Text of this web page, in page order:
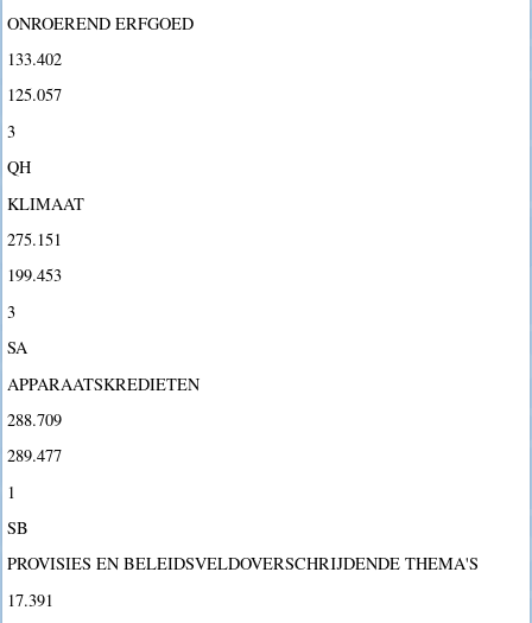
ONROEREND ERFGOED
133.402
125.057
3
QH
KLIMAAT
275.151
199.453
3
SA
APPARAATSKREDIETEN
288.709
289.477
1
SB
PROVISIES EN BELEIDSVELDOVERSCHRIJDENDE THEMA'S
17.391